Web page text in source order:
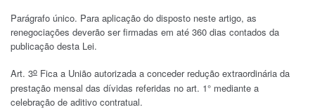
Parágrafo único. Para aplicação do disposto neste artigo, as
renegociações deverão ser firmadas em até 360 dias contados da
publicação desta Lei.
Art. 3o Fica a União autorizada a conceder redução extraordinária da
prestação mensal das dívidas referidas no art. 1° mediante a
celebração de aditivo contratual.